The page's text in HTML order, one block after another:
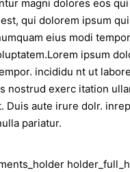
magni dolores eos
qui dolorem ipsum
eius modi
ipsum
incididu nt ut
nostrud exerc itation
Duis aute irure dolr.
pariatur.